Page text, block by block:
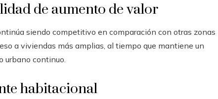
de aumento de valor
siendo competitivo en comparación con otras zonas
a viviendas más amplias, al tiempo que mantiene un
urbano continuo.
habitacional